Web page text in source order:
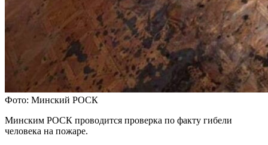
Фото: Минский РОСК
Минским РОСК проводится проверка по факту гибели
человека на пожаре.